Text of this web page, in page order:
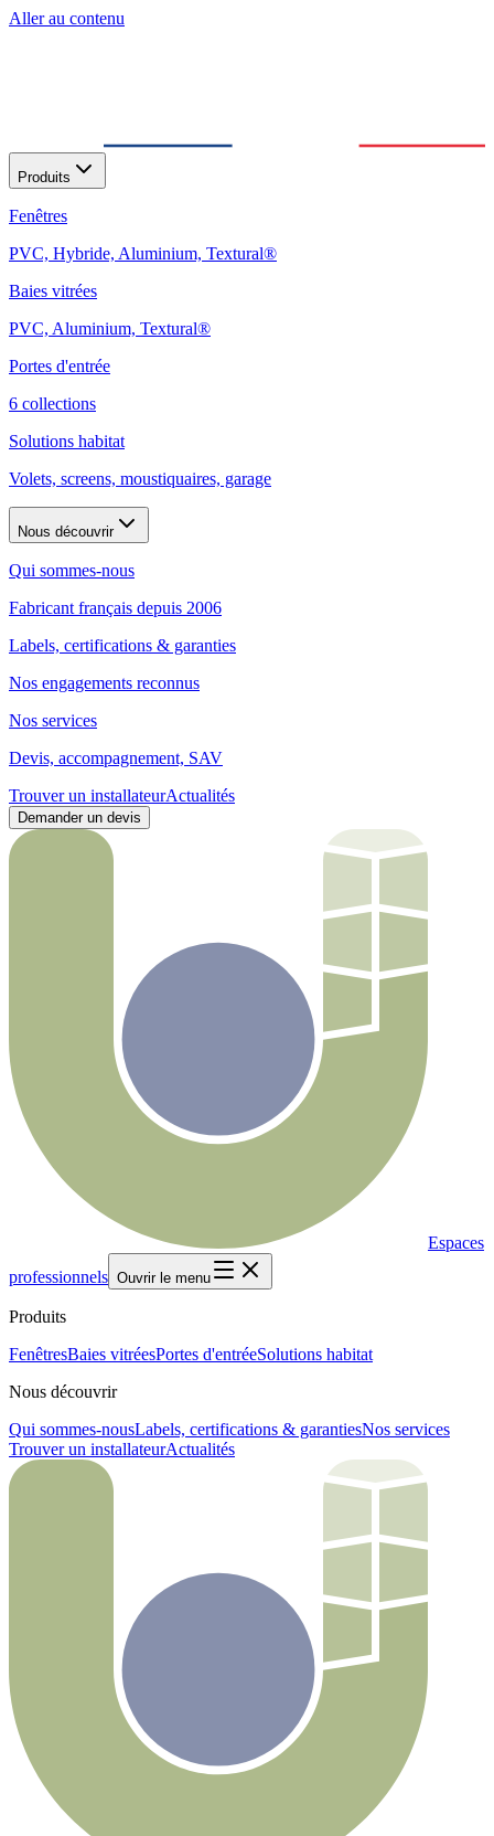
Aller au contenu
Produits
Fenêtres
PVC, Hybride, Aluminium, Textural®
Baies vitrées
PVC, Aluminium, Textural®
Portes d'entrée
6 collections
Solutions habitat
Volets, screens, moustiquaires, garage
Nous découvrir
Qui sommes-nous
Fabricant français depuis 2006
Labels, certifications & garanties
Nos engagements reconnus
Nos services
Devis, accompagnement, SAV
Trouver un installateurActualités
Demander un devis
Espaces
professionnels Ouvrir le menu
Produits
FenêtresBaies vitréesPortes d'entréeSolutions habitat
Nous découvrir
Qui sommes-nousLabels, certifications & garantiesNos services
Trouver un installateurActualités